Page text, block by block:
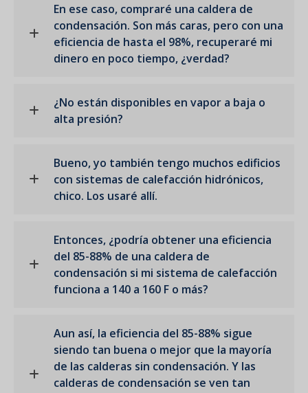
En ese caso, compraré una caldera de
condensación. Son más caras, pero con una
eficiencia de hasta el 98%, recuperaré mi
dinero en poco tiempo, ¿verdad?
¿No están disponibles en vapor a baja o
alta presión?
Bueno, yo también tengo muchos edificios
con sistemas de calefacción hidrónicos,
chico. Los usaré allí.
Entonces, ¿podría obtener una eficiencia
del 85-88% de una caldera de
condensación si mi sistema de calefacción
funciona a 140 a 160 F o más?
Aun así, la eficiencia del 85-88% sigue
siendo tan buena o mejor que la mayoría
de las calderas sin condensación. Y las
calderas de condensación se ven tan